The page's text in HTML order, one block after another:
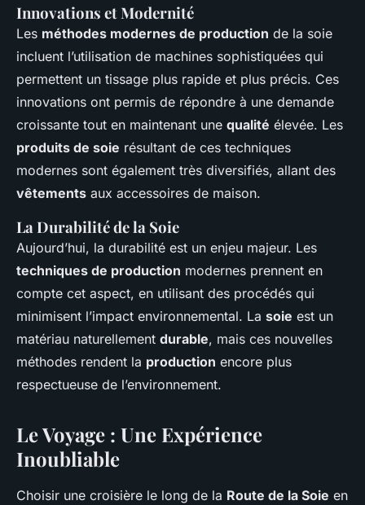
Innovations et Modernité
Les méthodes modernes de production de la soie
incluent l’utilisation de machines sophistiquées qui
permettent un tissage plus rapide et plus précis. Ces
innovations ont permis de répondre à une demande
croissante tout en maintenant une qualité élevée. Les
produits de soie résultant de ces techniques
modernes sont également très diversifiés, allant des
vêtements aux accessoires de maison.
La Durabilité de la Soie
Aujourd’hui, la durabilité est un enjeu majeur. Les
techniques de production modernes prennent en
compte cet aspect, en utilisant des procédés qui
minimisent l’impact environnemental. La soie est un
matériau naturellement durable, mais ces nouvelles
méthodes rendent la production encore plus
respectueuse de l’environnement.
Le Voyage : Une Expérience
Inoubliable
Choisir une croisière le long de la Route de la Soie en